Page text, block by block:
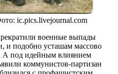
ic.pics.livejournal.com
военные выпады
и подобно усташам массово
А под идейным влиянием
коммунистов-партизан